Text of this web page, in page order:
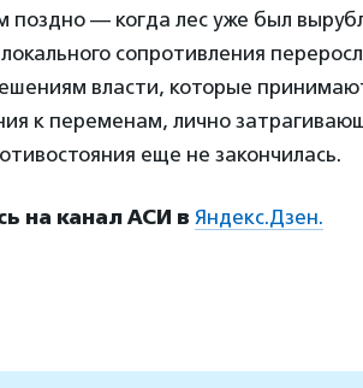
поздно — когда лес уже был
сопротивления
власти, которые
к переменам, лично
еще не закончилась.
на канал АСИ в Яндекс.Дзен.